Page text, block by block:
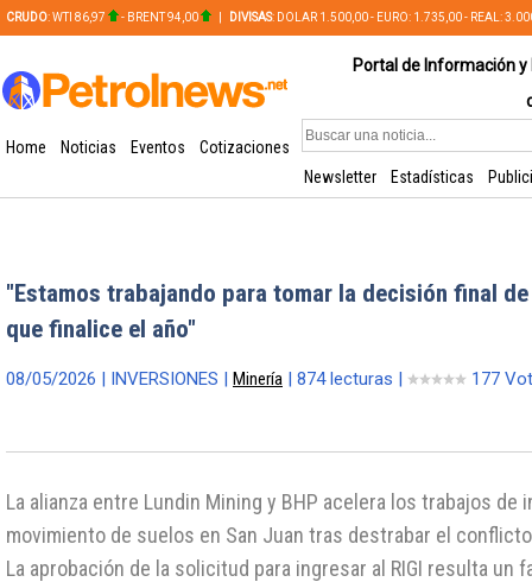
CRUDO: WTI 86,97 - BRENT 94,00 DIVISAS: DOLAR 1.500,00 - EURO: 1.735,00 - REAL:
Portal de Información
Home Noticias Eventos
Cotizaciones
Newsletter
Estadísticas
"Estamos trabajando para tomar la decisión final
que finalice el año"
08/05/2026 | INVERSIONES | Minería | 874 lecturas | 177
La alianza entre Lundin Mining y BHP acelera los trabajos
movimiento de suelos en San Juan tras destrabar el
La aprobación de la solicitud para ingresar al RIGI resulta un